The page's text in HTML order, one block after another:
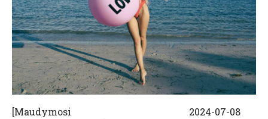
[Maudymosi
2024-07-08